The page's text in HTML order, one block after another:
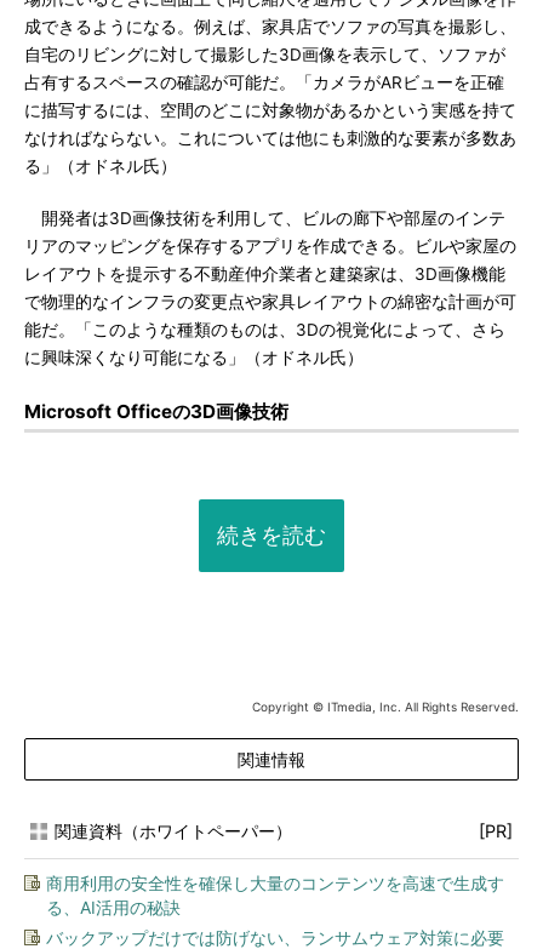
成できるようになる。例えば、家具店でソファの写真を撮影し、
自宅のリビングに対して撮影した3D画像を表示して、ソファが
占有するスペースの確認が可能だ。「カメラがARビューを正確
に描写するには、空間のどこに対象物があるかという実感を持て
なければならない。これについては他にも刺激的な要素が多数あ
る」（オドネル氏）
開発者は3D画像技術を利用して、ビルの廊下や部屋のインテ
リアのマッピングを保存するアプリを作成できる。ビルや家屋の
レイアウトを提示する不動産仲介業者と建築家は、3D画像機能
で物理的なインフラの変更点や家具レイアウトの綿密な計画が可
能だ。「このような種類のものは、3Dの視覚化によって、さら
に興味深くなり可能になる」（オドネル氏）
Microsoft Officeの3D画像技術
続きを読む
Copyright © ITmedia, Inc. All Rights Reserved.
関連情報
関連資料（ホワイトペーパー） [PR]
商用利用の安全性を確保し大量のコンテンツを高速で生成す
る、AI活用の秘訣
バックアップだけでは防げない、ランサムウェア対策に必要